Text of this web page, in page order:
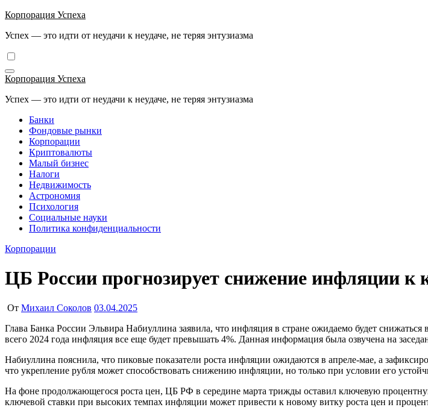
Перейти
содержимому
Корпорация Успеха
Успех — это идти от неудачи к неудаче, не теряя энтузиазма
Корпорация Успеха
Успех — это идти от неудачи к неудаче, не теряя энтузиазма
Банки
Фондовые рынки
Корпорации
Криптовалюты
Малый бизнес
Налоги
Недвижимость
Астрономия
Психология
Социальные науки
Политика конфиденциальности
Корпорации
ЦБ России прогнозирует снижение инфляции к
От Михаил Соколов 03.04.2025
Глава Банка России Эльвира Набиуллина заявила, что инфляция в стране ожидаемо будет снижаться в ближайшие месяцы и к концу года вернется к норме. Однако, по ее словам, в течение
всего 2024 года инфляция все еще будет превышать 4%. Данная информация была озвучена на
Набиуллина пояснила, что пиковые показатели роста инфляции ожидаются в апреле-мае, а
что укрепление рубля может способствовать снижению инфляции, но только при условии его
На фоне продолжающегося роста цен, ЦБ РФ в середине марта трижды оставил ключевую
ключевой ставки при высоких темпах инфляции может привести к новому витку роста цен и